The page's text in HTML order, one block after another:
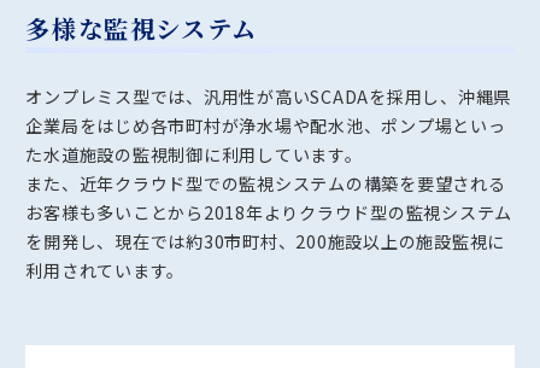
多様な監視システム
オンプレミス型では、汎用性が高いSCADAを採用し、沖縄県
企業局をはじめ各市町村が浄水場や配水池、ポンプ場といっ
た水道施設の監視制御に利用しています。
また、近年クラウド型での監視システムの構築を要望される
お客様も多いことから2018年よりクラウド型の監視システム
を開発し、現在では約30市町村、200施設以上の施設監視に
利用されています。